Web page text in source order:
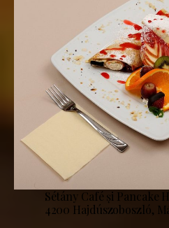
Sétány Café și Pancake
4200 Hajdúszoboszló,